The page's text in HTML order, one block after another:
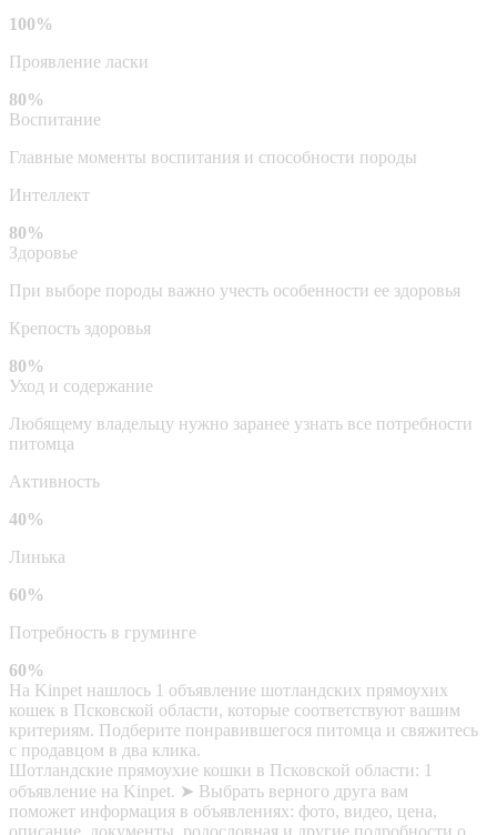
100%
Проявление ласки
80%
Воспитание
Главные моменты воспитания и способности породы
Интеллект
80%
Здоровье
При выборе породы важно учесть особенности ее здоровья
Крепость здоровья
80%
Уход и содержание
Любящему владельцу нужно заранее узнать все потребности
питомца
Активность
40%
Линька
60%
Потребность в груминге
60%
На Kinpet нашлось 1 объявление шотландских прямоухих
кошек в Псковской области, которые соответствуют вашим
критериям. Подберите понравившегося питомца и свяжитесь
с продавцом в два клика.
Шотландские прямоухие кошки в Псковской области: 1
объявление на Kinpet. ➤ Выбрать верного друга вам
поможет информация в объявлениях: фото, видео, цена,
описание, документы, родословная и другие подробности о